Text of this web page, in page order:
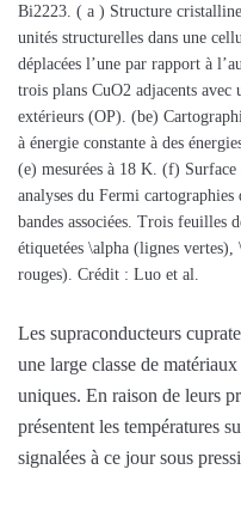
Bi2223. ( a ) Structure
unités structurelles dans une
déplacées l’une par rapport à
trois plans CuO2 adjacents
extérieurs (OP). (be)
à énergie constante à des
(e) mesurées à 18 K. (f)
analyses du Fermi cartographies
bandes associées. Trois feuilles
étiquetées \alpha (lignes
rouges). Crédit : Luo et al.
Les supraconducteurs
une large classe de
uniques. En raison de leurs
présentent les températures
signalées à ce jour sous